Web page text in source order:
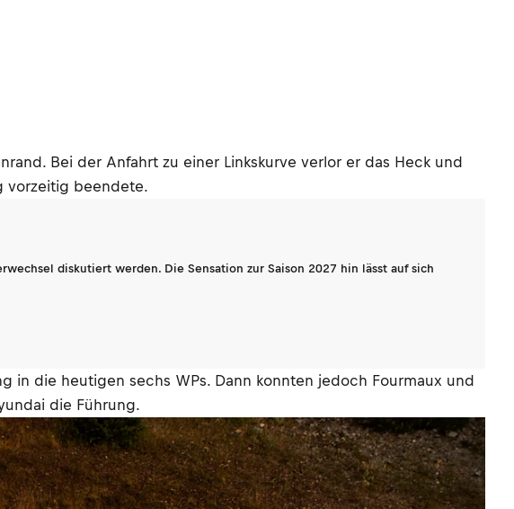
Bei der Anfahrt zu einer Linkskurve verlor er das Heck und
vorzeitig beendete.
diskutiert werden. Die Sensation zur Saison 2027 hin lässt auf sich
in die heutigen sechs WPs. Dann konnten jedoch Fourmaux und
die Führung.